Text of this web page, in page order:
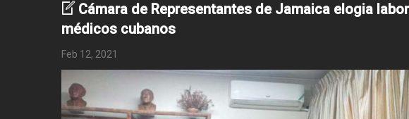
Cámara de Representantes de Jamaica elogia
médicos cubanos
Feb 12, 2021